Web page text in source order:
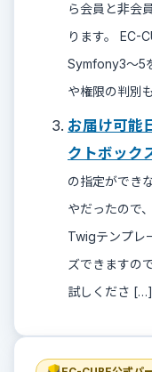
ら会員と非会
ります。 EC-
Symfony3〜5
や権限の判別
お届け可能
クトボック
の指定ができ
やだったので
Twigテンプレ
ズできますの
試しくださ